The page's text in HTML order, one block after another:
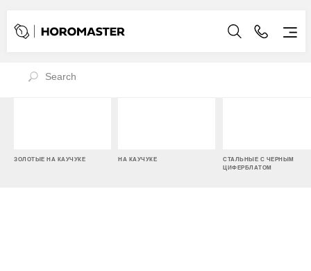
ЗОЛОТЫЕ НА КАУЧУКЕ НА КАУЧУКЕ
СТАЛЬНЫЕ С ЧЕРНЫМ
ЦИФЕРБЛАТОМ